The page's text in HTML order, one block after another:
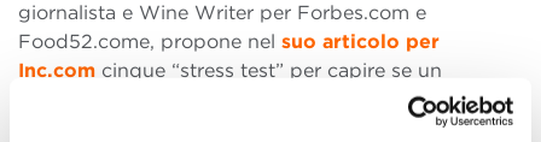
giornalista e Wine Writer per Forbes.com e
Food52.come, propone nel suo articolo per
Inc.com cinque “stress test” per capire se un
programma MBA vale la pena di essere intrapreso, in
particolare all’interno dell’industria dell’ospitalità.